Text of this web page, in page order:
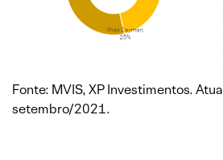
Fonte: MVIS, XP Investimentos.
setembro/2021.